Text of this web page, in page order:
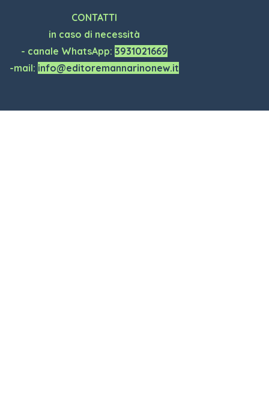
CONTATTI
in caso di necessità
- canale WhatsApp: 3931021669
-mail: info@editoremannarinonew.it
Torna ai contenuti